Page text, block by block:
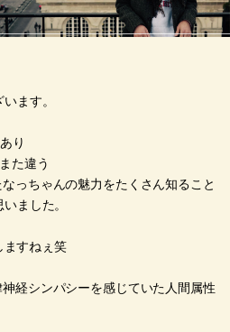
ます。
り
た違う
っちゃんの魅力をたくさん知ること
ました。
ますねぇ笑
経シンパシーを感じていた人間属性